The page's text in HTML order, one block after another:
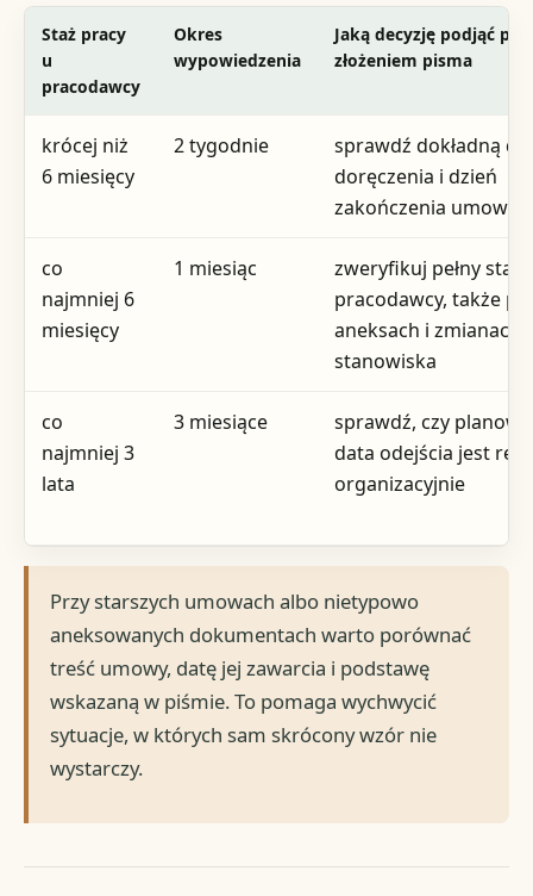
Staż pracy
u
pracodawcy
Okres
wypowiedzenia
Jaką decyzję podjąć
złożeniem pisma
krócej niż
6 miesięcy
2 tygodnie
sprawdź dokładną
doręczenia i dzień
zakończenia umowy
co
najmniej 6
miesięcy
1 miesiąc
zweryfikuj pełny staż
pracodawcy, także po
aneksach i zmianach
stanowiska
co
najmniej 3
lata
3 miesiące
sprawdź, czy
data odejścia jest
organizacyjnie
Przy starszych umowach albo nietypowo
aneksowanych dokumentach warto porównać
treść umowy, datę jej zawarcia i podstawę
wskazaną w piśmie. To pomaga wychwycić
sytuacje, w których sam skrócony wzór nie
wystarczy.